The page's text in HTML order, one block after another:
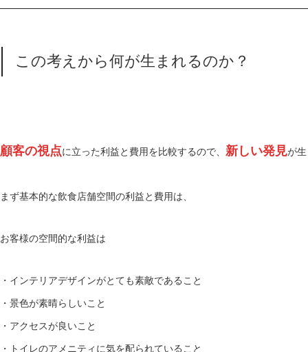
この考えから何が生まれるのか？
顧客の視点に立った利益と費用を比較するので、 新しい発見が
まず基本的な飲食店舗空間の利益と費用は、
お客様の空間的な利益は
・インテリアデザインがとても素敵であること
・景色が素晴らしいこと
・アクセスが良いこと
・トイレのアメニティに気を配られていること